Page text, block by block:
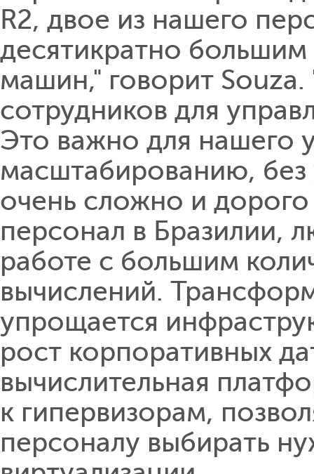
R2, двое из нашего
десятикратно большим
машин," говорит
сотрудников для
Это важно для нашего
масштабированию, без
очень сложно и
персонал в Бразилии,
работе с большим
вычислений.
упрощается
рост корпоративных
вычислительная
к гипервизорам,
персоналу выбирать